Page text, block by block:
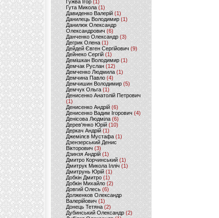
Гужва Ігор (1)
Гута Микола (1)
Давиденко Валерій (1)
Данилець Володимир(1)
Данилюк Олександр
Олександрович (6)
Данченко Олександр (3)
Дегрик Олена(1)
Дейдей Євген Сергійович(9)
Дейнеко Сергій (1)
Демішкан Володимир(1)
Демчак Руслан (12)
Демченко Людмила (1)
Демчина Павло (4)
Демчишин Володимир (5)
Демчук Ольга(1)
Денисенко Анатолій Петрович
(1)
Денисенко Андрій (6)
Денисенко Вадим Ігорович (4)
Денісова Людміла(6)
Дерев'янко Юрій(10)
Деркач Андрій(1)
Джемілєв Мустафа (1)
Дзензерський Денис
Вікторович (3)
Дзинзя Андрій (1)
Дмитро Корчинський (1)
Дмитрук Микола Ілліч (1)
Дмитрунь Юрій (1)
Добкін Дмитро(1)
Добкін Михайло (2)
Довгий Олесь (6)
Долженков Олександр
Валерійович (1)
Донець Тетяна (2)
Дубинський Олександр(2)